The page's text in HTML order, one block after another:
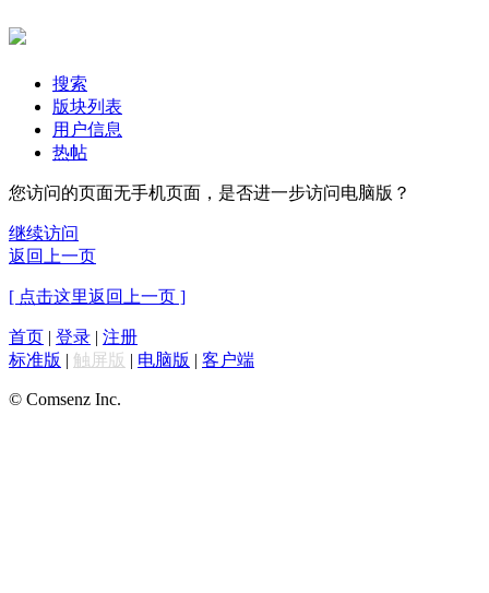
搜索
版块列表
用户信息
热帖
您访问的页面无手机页面，是否进一步访问电脑版？
继续访问
返回上一页
[ 点击这里返回上一页 ]
首页 | 登录 | 注册
标准版 | 触屏版 | 电脑版 | 客户端
© Comsenz Inc.